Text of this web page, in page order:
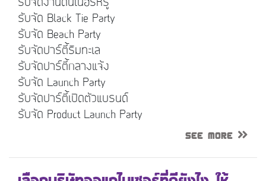
รับจัดงานดินเนอร์หรู
รับจัด Black Tie Party
รับจัด Beach Party
รับจัดปาร์ตี้ริมทะเล
รับจัดปาร์ตี้กลางแจ้ง
รับจัด Launch Party
รับจัดปาร์ตี้เปิดตัวแบรนด์
รับจัด Product Launch Party
See More